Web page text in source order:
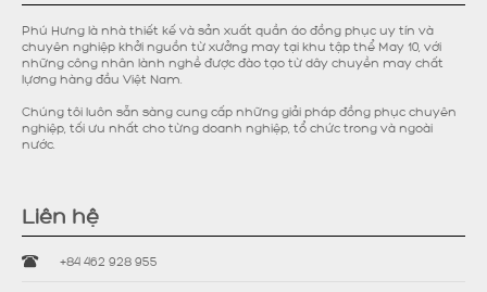
Phú Hưng là nhà thiết kế và sản xuất quần áo đồng phục uy tín và
chuyên nghiệp khởi nguồn từ xưởng may tại khu tập thể May 10, với
những công nhân lành nghề được đào tạo từ dây chuyền may chất
lựơng hàng đầu Việt Nam.
Chúng tôi luôn sẵn sàng cung cấp những giải pháp đồng phục chuyên
nghiệp, tối ưu nhất cho từng doanh nghiệp, tổ chức trong và ngoài
nước.
Liên hệ
+84 462 928 955